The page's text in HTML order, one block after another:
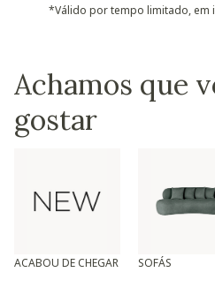
*Válido por tempo limitado, em
Achamos que
gostar
ACABOU DE CHEGAR SOFÁS